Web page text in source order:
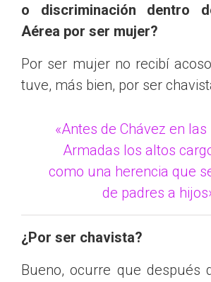
o discriminación dentro
Aérea por ser mujer?
Por ser mujer no recibí
tuve, más bien, por ser
«Antes de Chávez en
Armadas los altos
como una herencia que
de padres a
¿Por ser chavista?
Bueno, ocurre que después